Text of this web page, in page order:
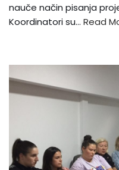
nauče način pisanja
Koordinatori su… Read